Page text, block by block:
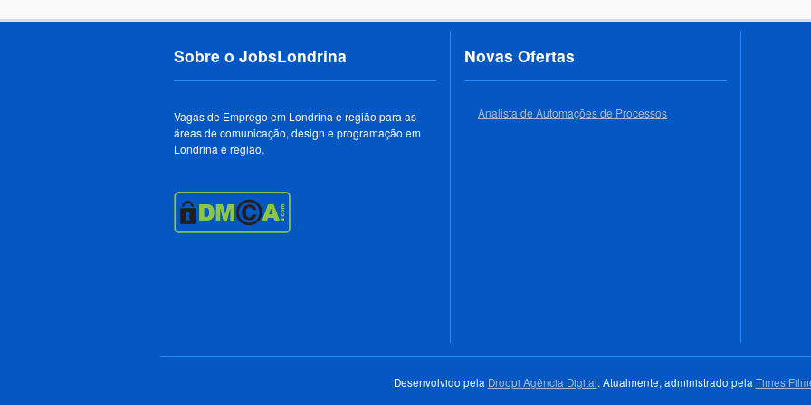
Sobre o JobsLondrina
Vagas de Emprego em Londrina e região para as
áreas de comunicação, design e programação em
Londrina e região.
Novas Ofertas
Analista de Automações de Processos
Desenvolvido pela Droopi Agência Digital. Atualmente, administrado pela Times